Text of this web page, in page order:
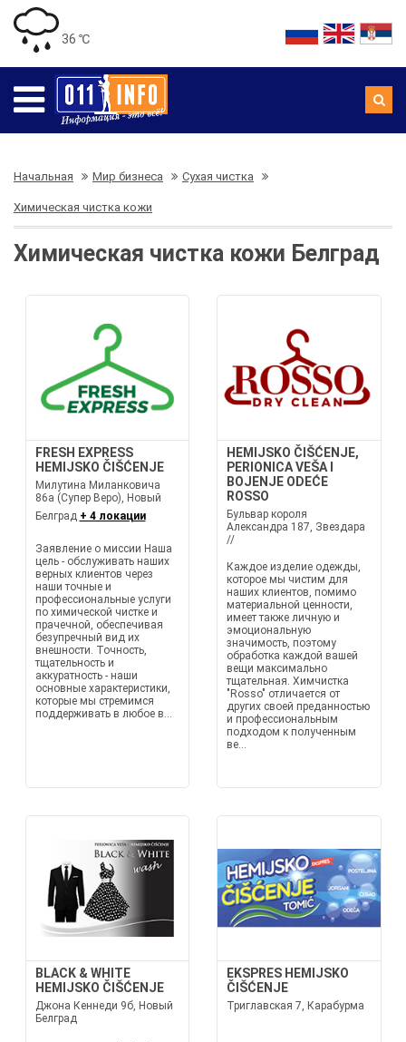
36 ℃
Начальная Мир бизнеса Сухая чистка
Химическая чистка кожи
Химическая чистка кожи Белград
FRESH EXPRESS
HEMIJSKO ČIŠĆENJE
Милутина Миланковича
86а (Супер Веро), Новый
Белград + 4 локации
Заявление о миссии Наша
цель - обслуживать наших
верных клиентов через
наши точные и
профессиональные услуги
по химической чистке и
прачечной, обеспечивая
безупречный вид их
внешности. Точность,
тщательность и
аккуратность - наши
основные характеристики,
которые мы стремимся
поддерживать в любое в...
HEMIJSKO ČIŠĆENJE,
PERIONICA VEŠA I
BOJENJE ODEĆE
ROSSO
Бульвар короля
Александра 187, Звездара
//
Каждое изделие одежды,
которое мы чистим для
наших клиентов, помимо
материальной ценности,
имеет также личную и
эмоциональную
значимость, поэтому
обработка каждой вашей
вещи максимально
тщательная. Химчистка
"Rosso" отличается от
других своей преданностью
и профессиональным
подходом к полученным
ве...
BLACK & WHITE
HEMIJSKO ČIŠĆENJE
Джона Кеннеди 9б, Новый
Белград
EKSPRES HEMIJSKO
ČIŠĆENJE
Триглавская 7, Карабурма